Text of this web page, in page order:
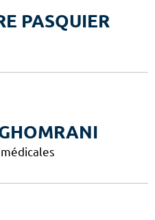
PASQUIER